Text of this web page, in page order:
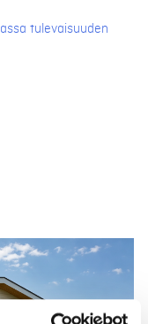
tulevaisuuden